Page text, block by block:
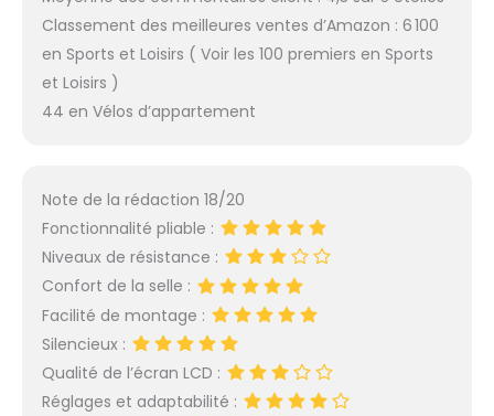
Classement des meilleures ventes d’Amazon : 6 100
en Sports et Loisirs ( Voir les 100 premiers en Sports
et Loisirs )
44 en Vélos d’appartement
Note de la rédaction 18/20
Fonctionnalité pliable :
Niveaux de résistance :
Confort de la selle :
Facilité de montage :
Silencieux :
Qualité de l’écran LCD :
Réglages et adaptabilité :